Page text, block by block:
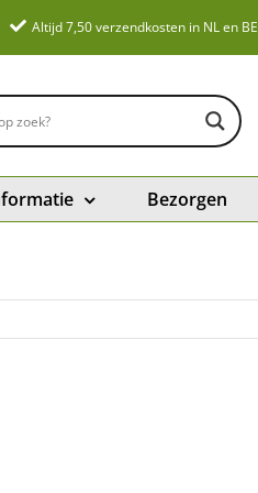
Altijd 7,50 verzendkosten in NL en BE
Bezorgen